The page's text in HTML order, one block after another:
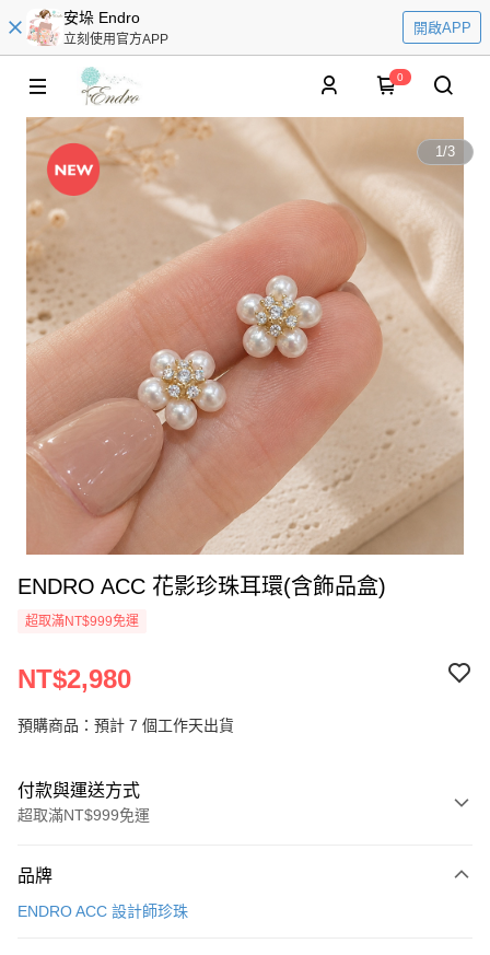
安垛 Endro
立刻使用官方APP
開啟APP
0
1/3
ENDRO ACC 花影珍珠耳環(含飾品盒)
超取滿NT$999免運
NT$2,980
預購商品：預計 7 個工作天出貨
付款與運送方式
超取滿NT$999免運
信用卡一次付款
品牌
ENDRO ACC 設計師珍珠